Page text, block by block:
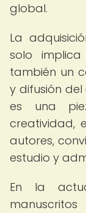
global.
La
solo implica
también un
y difusión
es una
creatividad,
autores,
estudio y
En la